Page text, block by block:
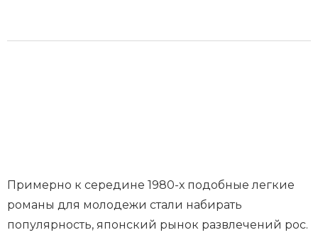
Примерно к середине 1980-х подобные легкие
романы для молодежи стали набирать
популярность, японский рынок развлечений рос.